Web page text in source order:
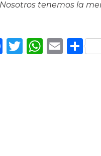
Nosotros tenemos la
Facebook
TwitterEmail